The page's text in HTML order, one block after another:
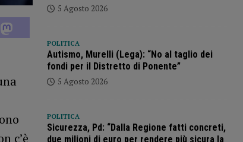
c’è
5 Agosto 2026
POLITICA
Autismo, Murelli (Lega): “No al taglio dei
fondi per il Distretto di Ponente”
5 Agosto 2026
POLITICA
Sicurezza, Pd: “Dalla Regione fatti concreti,
due milioni di euro per rendere più sicura la